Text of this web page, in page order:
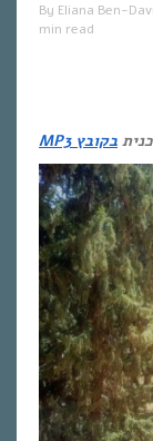
By Eliana Ben-
min read
בקובץ MP3